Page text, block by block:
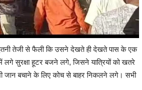
तेजी से फैली कि उसने देखते ही देखते पास के एक
सुरक्षा हूटर बजने लगे, जिसने यात्रियों को खतरे
जान बचाने के लिए कोच से बाहर निकलने लगे। सभी